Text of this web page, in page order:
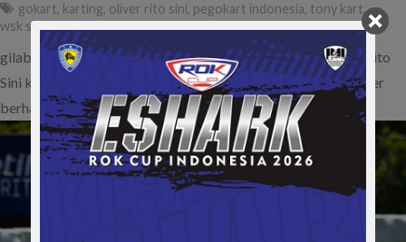
gokart, karting, oliver rito sini, pegokart indonesia, tony kart,
wsk supercup italia
gilabalap.com – Pembalap Tony Kart asal indonesia, Oliver Rito
Sini kembali mengibarkan bendera merah putih di Italia. Oliver
berhasil meraih…